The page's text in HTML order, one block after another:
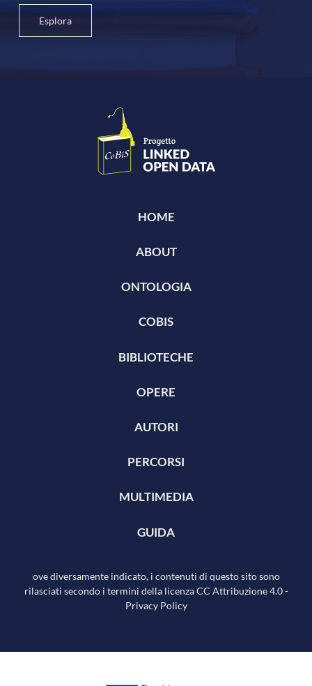
Esplora
HOME
ABOUT
ONTOLOGIA
COBIS
BIBLIOTECHE
OPERE
AUTORI
PERCORSI
MULTIMEDIA
GUIDA
ove diversamente indicato, i contenuti di questo sito sono
rilasciati secondo i termini della licenza CC Attribuzione 4.0-
Privacy Policy